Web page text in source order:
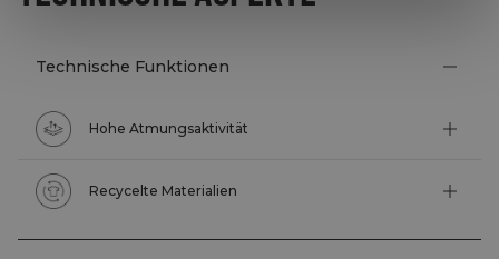
Technische Funktionen
Hohe Atmungsaktivität
Recycelte Materialien